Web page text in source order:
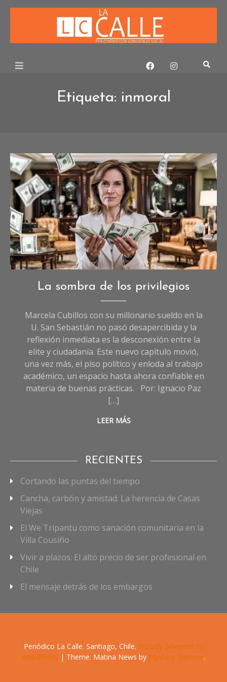
Skip
Etiqueta: inmoral
Imagen creada con IA.
Opinión
La sombra de los privilegios
Marcela Cubillos con su millonario sueldo en la
U. San Sebastián no pasó desapercibida y la
reflexión inmediata es la desconexión entre la
elite y ciudadanía. Este nuevo capítulo movió,
una vez más, el piso político y enloda al trabajo
académico, un espacio hasta ahora confiable en
materia de buenas prácticas. Por: Ignacio Paz
[…]
LEER MÁS
RECIENTES
Cortando las puntas del tiempo
Cancha, carbón y amistad: La herencia de Casas
Viejas
El We Tripantu como sanación comunitaria en la
Villa Cousiño
Vivir a plazos: El alto precio de ser profesional en
Chile
El mensaje detrás de los embargos
Periódico La Calle. Santiago, Chile. Proudly powered by
WordPress | Theme: Matina News by Mystery Themes.